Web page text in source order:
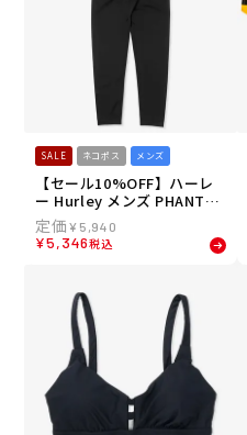
SALE ネコポス メンズ
【セール10%OFF】ハーレ
ー Hurley メンズ PHANTO
M ワンアンドオンリー コン
プレッション レギンス MSL
G251002 26SU
¥ 5,940
¥5,346税込